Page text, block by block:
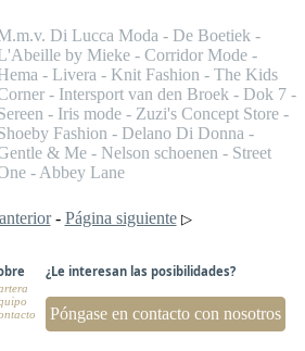
Di Lucca Moda - De Boetiek -
by Mieke - Corridor Mode -
- Livera - Knit Fashion - The Kids
- Intersport van den Broek - Dok 7 -
- Iris mode - Zuzi's Concept Store -
Fashion - Delano Di Donna -
& Me - Nelson schoenen - Street
- Abbey Lane
- Página siguiente ▷
¿Le interesan las posibilidades?
Póngase en contacto con nosotros